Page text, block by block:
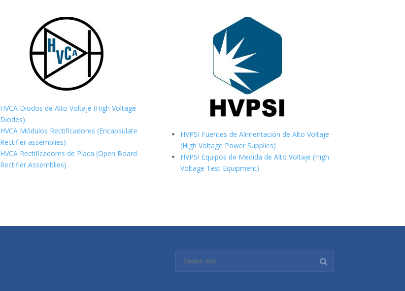
HVCA Diodos de Alto Voltaje (High Voltage
Diodes)
HVCA Módulos Rectificadores (Encapsulate
Rectifier assemblies)
HVCA Rectificadores de Placa (Open Board
Rectifier Assemblies)
HVPSI Fuentes de Alimentación de Alto Voltaje
(High Voltage Power Supplies)
HVPSI Equipos de Medida de Alto Voltaje (High
Voltage Test Equipment)